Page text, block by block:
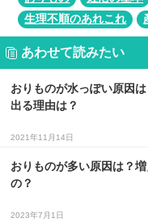
生理不順のあれこれ
あわせて読みたい
おりものが水っぽい原因
出る理由は？
2021年11月14日
おりものが多い原因は？
の？
2023年7月1日